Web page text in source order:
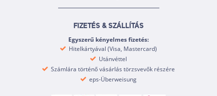
FIZETÉS & SZÁLLÍTÁS
Egyszerű kényelmes fizetés:
Hitelkártyával (Visa, Mastercard)
Utánvéttel
Számlára történő vásárlás törzsvevők részére
eps-Überweisung